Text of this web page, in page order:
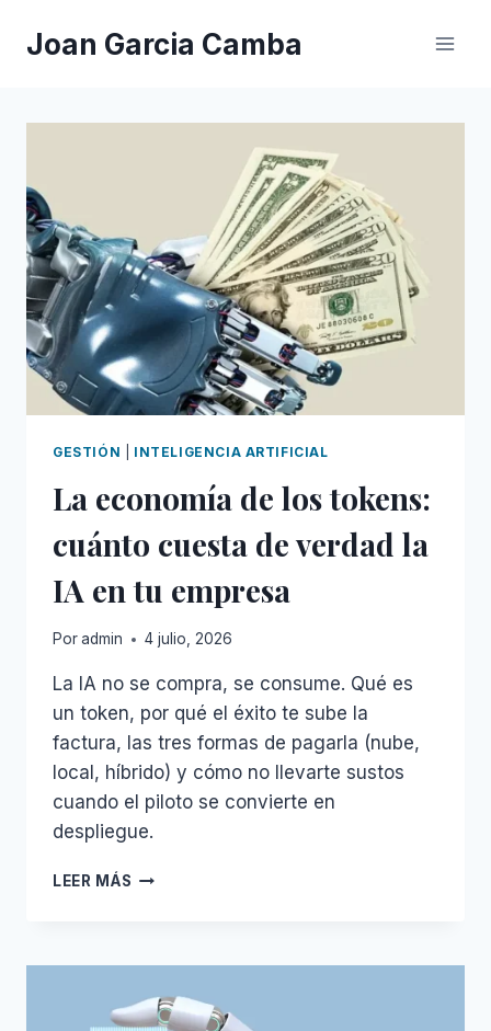
Joan Garcia Camba
GESTIÓN INTELIGENCIA ARTIFICIAL
La economía de los tokens:
cuánto cuesta de verdad la
IA en tu empresa
Poradmin 4 julio, 2026
La IA no se compra, se consume. Qué es
un token, por qué el éxito te sube la
factura, las tres formas de pagarla (nube,
local, híbrido) y cómo no llevarte sustos
cuando el piloto se convierte en
despliegue.
LEER MÁS LA
TOKENS:
CUESTA